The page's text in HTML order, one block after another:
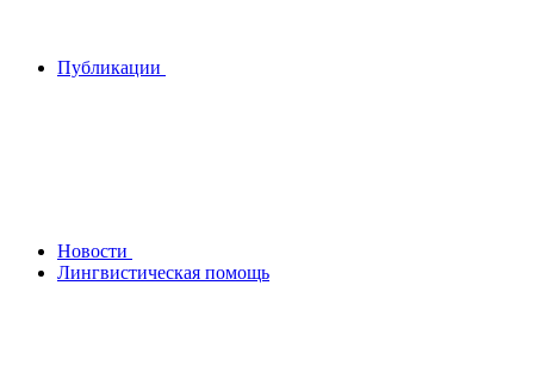
Публикации
Новости
Лингвистическая помощь